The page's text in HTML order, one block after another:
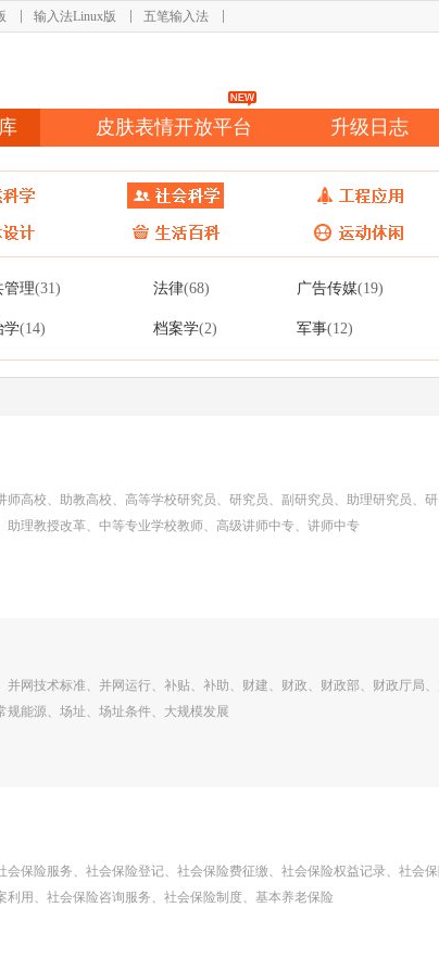
输入法Linux版 五笔输入法
皮肤表情开放平台 升级日志
管理(31) 法律(68) 广告传媒(19)
学(14) 档案学(2) 军事(12)
师高校、助教高校、高等学校研究员、研究员、副研究员、助理研究员、
助理教授改革、中等专业学校教师、高级讲师中专、讲师中专
并网技术标准、并网运行、补贴、补助、财建、财政、财政部、财政厅局
规能源、场址、场址条件、大规模发展
会保险服务、社会保险登记、社会保险费征缴、社会保险权益记录、社会
利用、社会保险咨询服务、社会保险制度、基本养老保险